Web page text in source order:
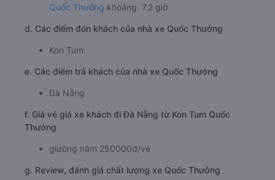
Quốc Thưởng khoảng: 7.2 giờ
d. Các điểm đón khách của nhà xe Quốc Thưởng
Kon Tum
e. Các điểm trả khách của nhà xe Quốc Thưởng
Đà Nẵng
f. Giá vé giá xe khách đi Đà Nẵng từ Kon Tum Quốc
Thưởng
giường nằm 250000đ/vé
g. Review, đánh giá chất lượng xe Quốc Thưởng